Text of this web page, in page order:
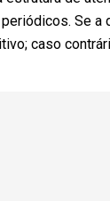
Se a
caso